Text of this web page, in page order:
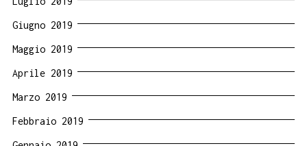
Giugno 2019
Maggio 2019
Aprile 2019
Marzo 2019
Febbraio 2019